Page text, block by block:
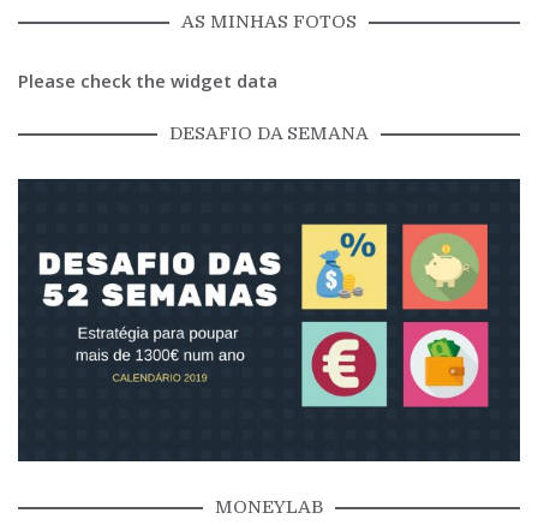
AS MINHAS FOTOS
Please check the widget data
DESAFIO DA SEMANA
MONEYLAB